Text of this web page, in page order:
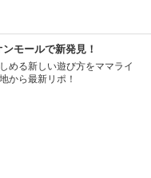
モールで新発見！
める新しい遊び方をママライ
から最新リポ！